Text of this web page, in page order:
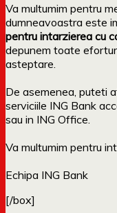
Va multumim pentru
dumneavoastra este
pentru intarzierea cu
depunem toate
asteptare.
De asemenea, puteti
serviciile ING Bank
sau in ING Office.
Va multumim pentru
Echipa ING Bank
[/box]